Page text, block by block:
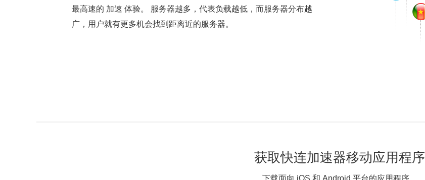
最高速的 加速 体验。 服务器越多，代表负载越低，而服务器分布越
广，用户就有更多机会找到距离近的服务器。
获取快连加速器移动应用程序